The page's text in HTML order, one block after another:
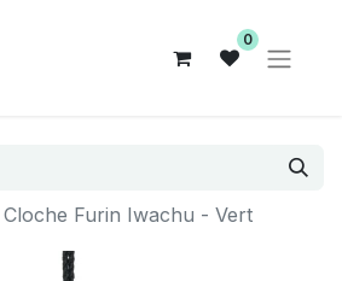
0
Cloche Furin Iwachu - Vert